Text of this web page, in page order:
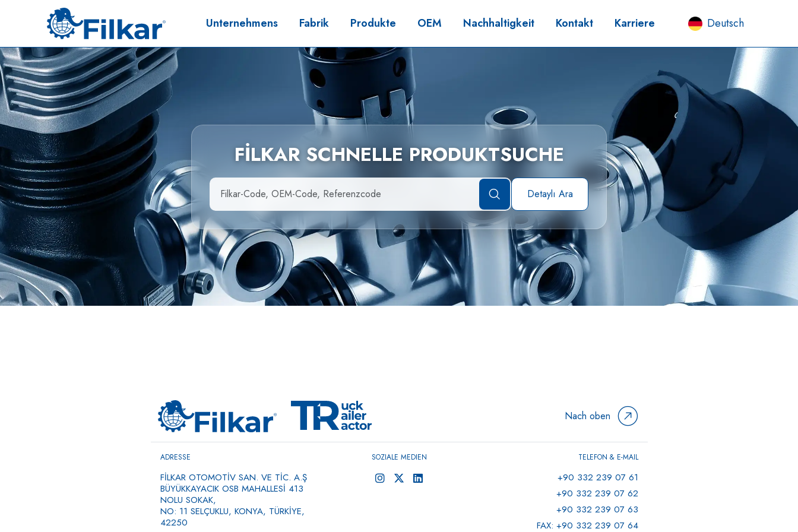
Unternehmens Fabrik Produkte OEM Nachhaltigkeit Kontakt Karriere Deutsch
FİLKAR SCHNELLE PRODUKTSUCHE
Detaylı Ara
Nach oben
SOZIALE MEDIEN
ADRESSE
FİLKAR OTOMOTİV SAN. VE TİC. A.Ş
BÜYÜKKAYACIK OSB MAHALLESİ 413
NOLU SOKAK,
NO: 11 SELÇUKLU, KONYA, TÜRKİYE,
42250
TELEFON & E-MAIL
+90 332 239 07 61
+90 332 239 07 62
+90 332 239 07 63
FAX: +90 332 239 07 64